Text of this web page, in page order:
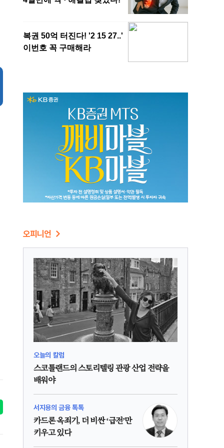
오피니언
오늘의 칼럼
스코틀랜드의 스토리텔링 관광 산업 전략을
배워야
서지용의 금융 톡톡
카드론 옥죄기, 더 비싼 ‘급전’만
키우고 있다